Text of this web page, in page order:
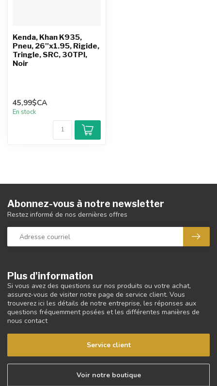
Kenda, Khan K935,
Pneu, 26''x1.95, Rigide,
Tringle, SRC, 30TPI,
Noir
45,99$CA
En stock
Plus d'information
Si vous avez des questions sur nos produits ou votre achat,
assurez-vous de visiter notre page de service client. Vous
trouverez ici les détails de notre entreprise, les réponses aux
questions fréquemment posées et les différentes manières de
nous contact
Service client
Voir notre boutique
Abonnez-vous à notre newsletter
Restez informé de nos dernières offres